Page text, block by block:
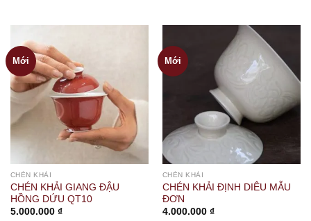
Mới
CHÉN KHẢI
CHÉN KHẢI GIANG ĐẬU
HỒNG DỨU QT10
5.000.000 ₫
Mới
CHÉN KHẢI
CHÉN KHẢI ĐỊNH DIÊU MẪU
ĐƠN
4.000.000 ₫